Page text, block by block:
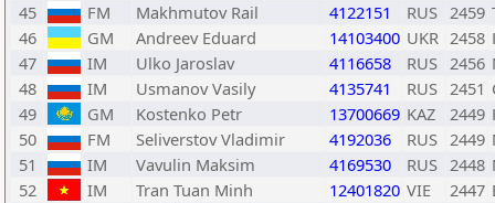
45
FM Makhmutov Rail 4122151 RUS 2459
46
GM Andreev Eduard 14103400 UKR 2458
47
IM Ulko Jaroslav 4116658 RUS 2456
48
IM Usmanov Vasily 4135741 RUS 2451
49
GM Kostenko Petr 13700669 KAZ 2449
50
FM Seliverstov Vladimir 4192036 RUS 2449
51
IM Vavulin Maksim 4169530 RUS 2448
52
IM Tran Tuan Minh 12401820 VIE 2447